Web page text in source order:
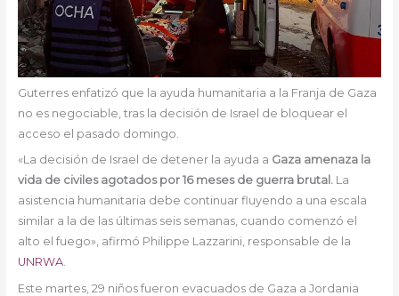
Guterres enfatizó que la ayuda humanitaria a la Franja de Gaza
no es negociable, tras la decisión de Israel de bloquear el
acceso el pasado domingo.
«La decisión de Israel de detener la ayuda a Gaza amenaza la
vida de civiles agotados por 16 meses de guerra brutal. La
asistencia humanitaria debe continuar fluyendo a una escala
similar a la de las últimas seis semanas, cuando comenzó el
alto el fuego», afirmó Philippe Lazzarini, responsable de la
UNRWA.
Este martes, 29 niños fueron evacuados de Gaza a Jordania